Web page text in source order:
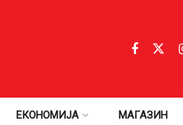
ЕКОНОМИЈА МАГАЗИН